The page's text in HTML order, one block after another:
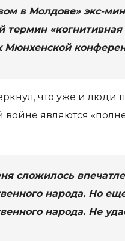
в Молдове» экс-
термин
Мюнхенской
что уже и люди
войне являются
сложилось
народа. Но
народа. Не